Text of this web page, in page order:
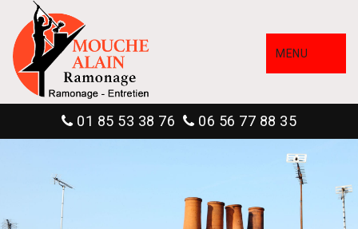
MENU
01 85 53 38 76 06 56 77 88 35